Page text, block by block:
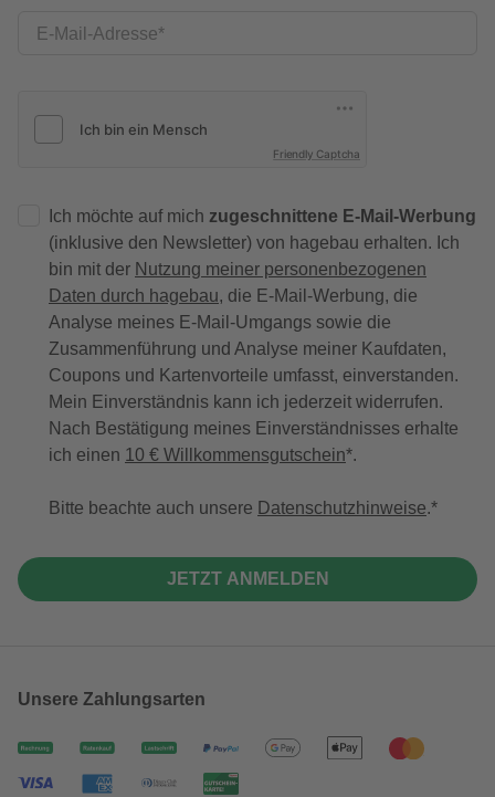
E-Mail-Adresse
Friendly Captcha
Ich möchte auf mich zugeschnittene E-Mail-Werbung
(inklusive den Newsletter) von hagebau erhalten. Ich
bin mit der Nutzung meiner personenbezogenen
Daten durch hagebau, die E-Mail-Werbung, die
Analyse meines E-Mail-Umgangs sowie die
Zusammenführung und Analyse meiner Kaufdaten,
Coupons und Kartenvorteile umfasst, einverstanden.
Mein Einverständnis kann ich jederzeit widerrufen.
Nach Bestätigung meines Einverständnisses erhalte
ich einen 10 € Willkommensgutschein*.
Bitte beachte auch unsere Datenschutzhinweise.
JETZT ANMELDEN
Unsere Zahlungsarten